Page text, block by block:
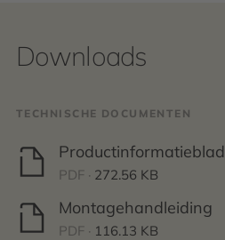
Downloads
TECHNISCHE DOCUMENTEN
Productinformatieblad
PDF · 272.56 KB
Montagehandleiding
PDF · 116.13 KB